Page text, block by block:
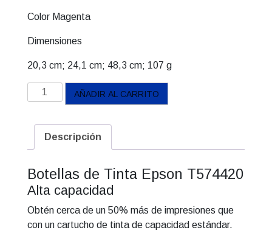
Color Magenta
Dimensiones
20,3 cm; 24,1 cm; 48,3 cm; 107 g
Botella
de
Epson
T574320
cantidad
AÑADIR AL CARRITO
Descripción
Botellas de Tinta Epson T574420
Alta capacidad
Obtén cerca de un 50% más de impresiones que
con un cartucho de tinta de capacidad estándar.